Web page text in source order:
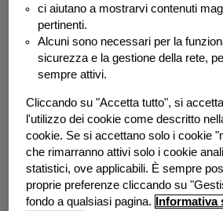
BSF Systematic World
BGF Systematic Global
Income Fund
ci aiutano a mostrarvi contenuti
pertinenti.
Alcuni sono necessari per la
sicurezza e la gestione della rete,
sempre attivi.
Cliccando su "Accetta tutto", si
l'utilizzo dei cookie come descritto
cookie. Se si accettano solo i cookie
che rimarranno attivi solo i cookie
statistici, ove applicabili. È sempre
proprie preferenze cliccando su
fondo a qualsiasi pagina.
Informativa